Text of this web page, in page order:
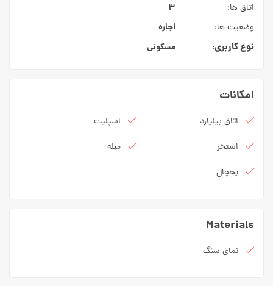
اتاق ها: ۳
وضعیت ها: اجاره
نوع کاربری: مسکونی
امکانات
اتاق بیلیارد
اسپلیت
استخر
مبله
یخچال
Materials
نمای سنگ